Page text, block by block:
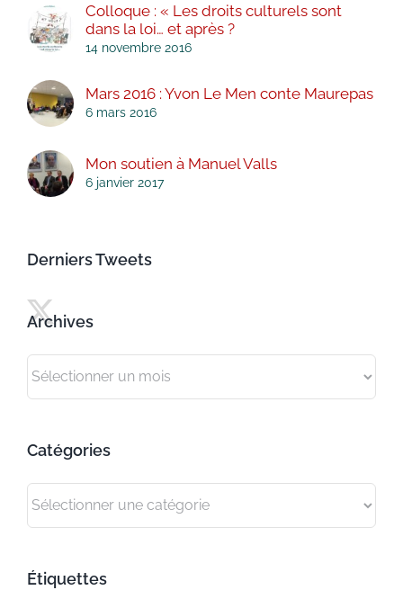
Colloque : « Les droits culturels sont
dans la loi… et après ?
14 novembre 2016
Mars 2016 : Yvon Le Men conte Maurepas
6 mars 2016
Mon soutien à Manuel Valls
6 janvier 2017
Derniers Tweets
Archives
Archives
Catégories
Catégories
Étiquettes